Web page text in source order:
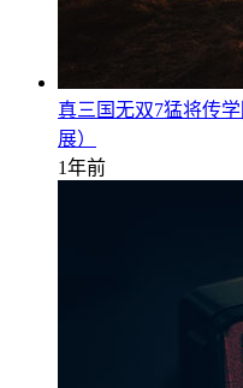
真三国无双7猛将传
展）
1年前